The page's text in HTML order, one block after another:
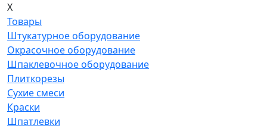
X
Товары
Штукатурное оборудование
Окрасочное оборудование
Шпаклевочное оборудование
Плиткорезы
Сухие смеси
Краски
Шпатлевки